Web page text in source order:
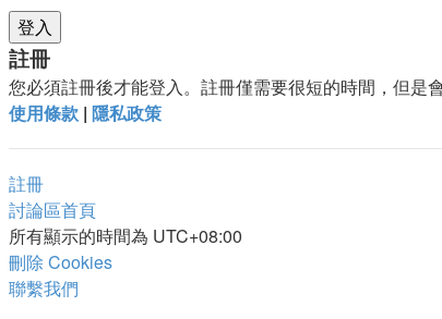
註冊
您必須註冊後才能登入。註冊僅需要很短的時間，但是
使用條款 | 隱私政策
註冊
討論區首頁
所有顯示的時間為 UTC+08:00
刪除 Cookies
聯繫我們